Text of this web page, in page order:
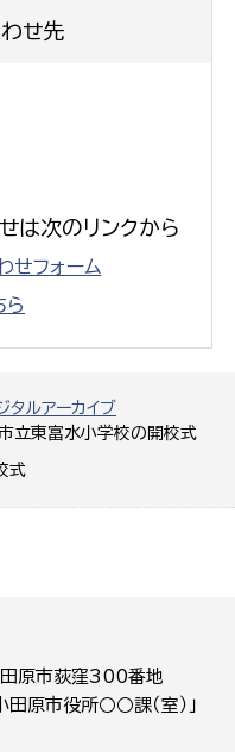
タルアーカイブ
立東富水小学校の開校式
式
せ先
は次のリンクから
せフォーム
ら
原市荻窪300番地
原市役所○○課（室）」